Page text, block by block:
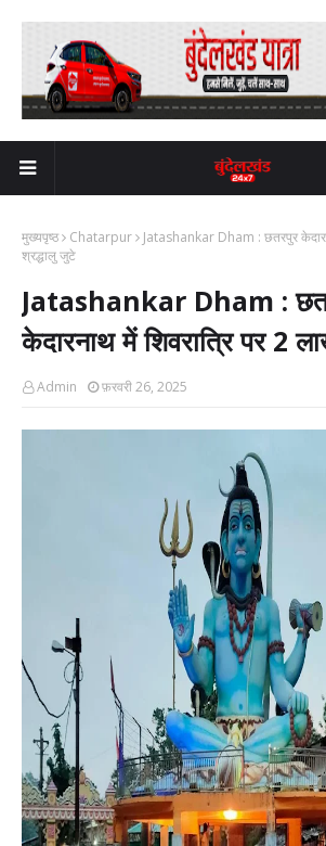
मुख्यपृष्ठ Chatarpur
Jatashankar Dham : छतरपुर
श्रद्धालु जुटे
Jatashankar Dham :
केदारनाथ में शिवरात्रि पर 2
Admin फ़रवरी 26, 2025